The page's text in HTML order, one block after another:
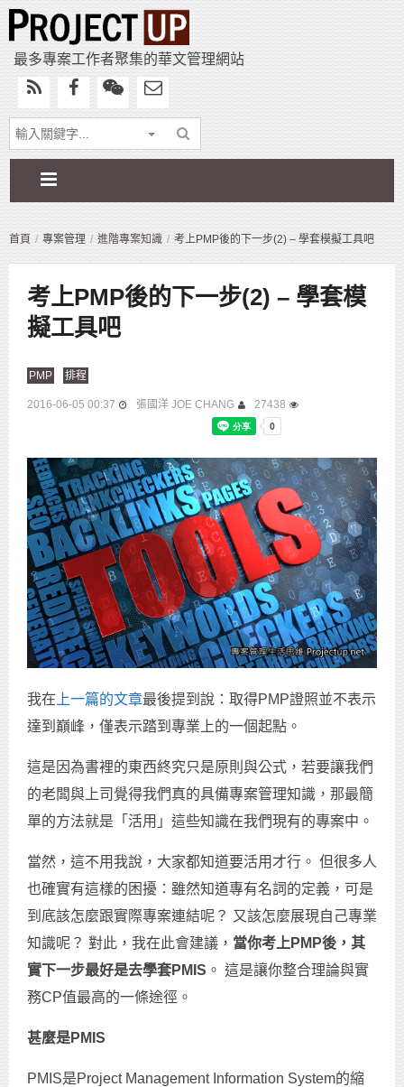
最多專案工作者聚集的華文管理網站
首頁 專案管理 進階專案知識 考上PMP後的下一步(2) – 學套模擬工具吧
考上PMP後的下一步(2) – 學套模
擬工具吧
PMP 排程
2016-06-05 00:37 張國洋 JOE CHANG 27438
我在 上一篇的文章最後提到說：取得PMP證照並不表示
達到巔峰，僅表示踏到專業上的一個起點。
這是因為書裡的東西終究只是原則與公式，若要讓我們
的老闆與上司覺得我們真的具備專案管理知識，那最簡
單的方法就是「活用」這些知識在我們現有的專案中。
當然，這不用我說，大家都知道要活用才行。 但很多人
也確實有這樣的困擾：雖然知道專有名詞的定義，可是
到底該怎麼跟實際專案連結呢？ 又該怎麼展現自己專業
知識呢？ 對此，我在此會建議， 當你考上 PMP後，其
實下一步最好是去學套PMIS 。 這是讓你整合理論與實
務CP值最高的一條途徑。
甚麼是PMIS
PMIS是Project Management Information System的縮